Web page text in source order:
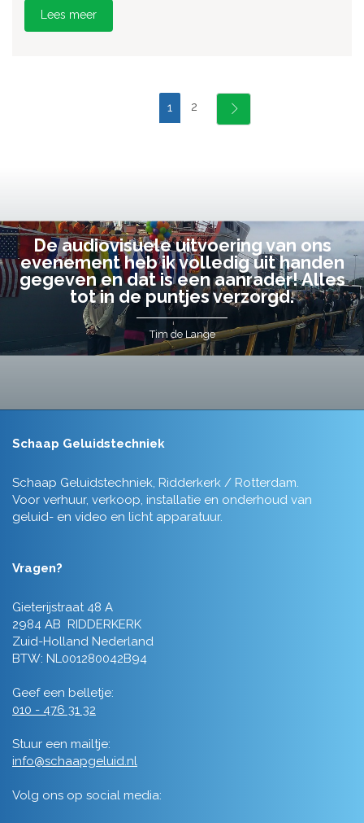
Lees meer
1 2
De audiovisuele uitvoering van ons
evenement heb ik volledig uit handen
gegeven en dat is een aanrader! Alles
tot in de puntjes verzorgd.
Tim de Lange
Schaap Geluidstechniek
Schaap Geluidstechniek, Ridderkerk / Rotterdam.
Voor verhuur, verkoop, installatie en onderhoud van
geluid- en video en licht apparatuur.
Vragen?
Gieterijstraat 48 A
2984 AB RIDDERKERK
Zuid-Holland Nederland
BTW: NL001280042B94
Geef een belletje:
010 - 476 31 32
Stuur een mailtje:
info@schaapgeluid.nl
Volg ons op social media: